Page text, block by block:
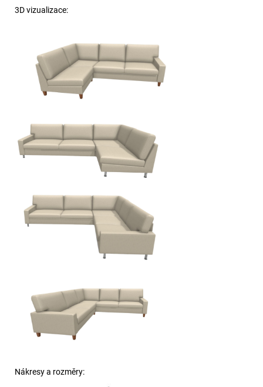
3D vizualizace:
Nákresy a rozměry: